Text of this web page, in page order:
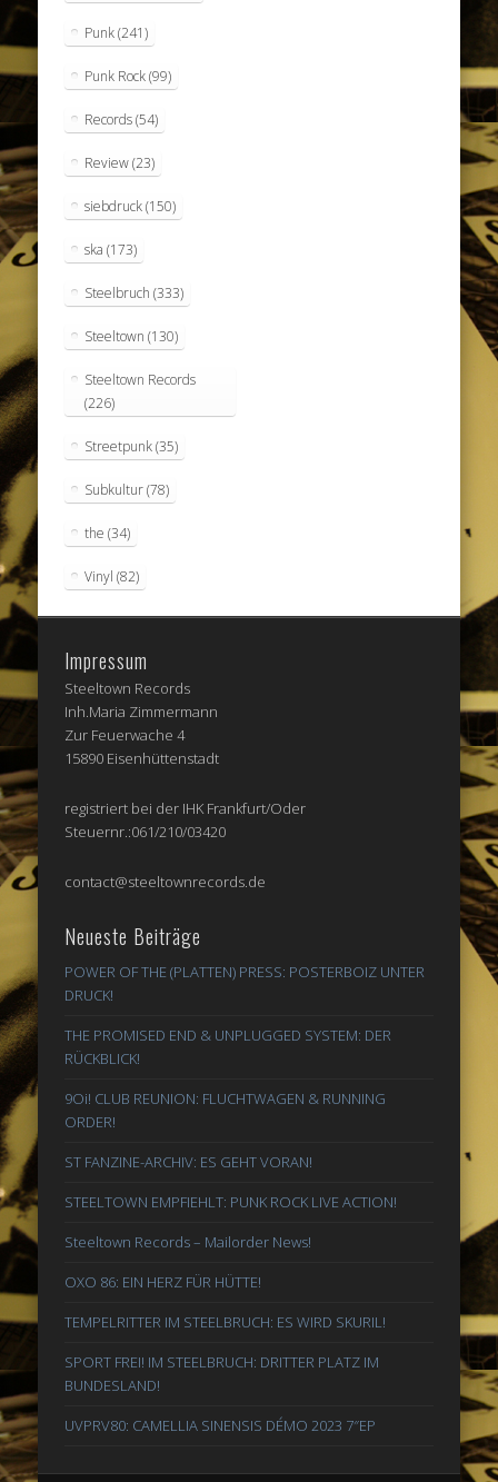
Punk(241)
Punk Rock(99)
Records(54)
Review(23)
siebdruck(150)
ska (173)
Steelbruch (333)
Steeltown (130)
Steeltown Records
(226)
Streetpunk(35)
Subkultur(78)
the (34)
Vinyl (82)
Impressum
Steeltown Records
Inh.Maria Zimmermann
Zur Feuerwache 4
15890 Eisenhüttenstadt
registriert bei der IHK Frankfurt/Oder
Steuernr.:061/210/03420
contact@steeltownrecords.de
Neueste Beiträge
POWER OF THE (PLATTEN) PRESS: POSTERBOIZ UNTER
DRUCK!
THE PROMISED END & UNPLUGGED SYSTEM: DER
RÜCKBLICK!
9Oi! CLUB REUNION: FLUCHTWAGEN & RUNNING
ORDER!
ST FANZINE-ARCHIV: ES GEHT VORAN!
STEELTOWN EMPFIEHLT: PUNK ROCK LIVE ACTION!
Steeltown Records – Mailorder News!
OXO 86: EIN HERZ FÜR HÜTTE!
TEMPELRITTER IM STEELBRUCH: ES WIRD SKURIL!
SPORT FREI! IM STEELBRUCH: DRITTER PLATZ IM
BUNDESLAND!
UVPRV80: CAMELLIA SINENSIS DÉMO 2023 7″EP